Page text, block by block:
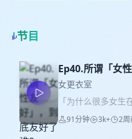
节目
Ep40.所谓「女
女更衣室
「为什么很多女生
劲”?所谓的女性友
的在为女性考虑?
91分钟 3k+ 2周